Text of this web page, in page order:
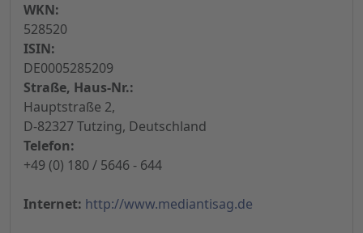
WKN:
528520
ISIN:
DE0005285209
Straße, Haus-Nr.:
Hauptstraße 2,
D-82327 Tutzing, Deutschland
Telefon:
+49 (0) 180 / 5646 - 644
Internet: http://www.mediantisag.de